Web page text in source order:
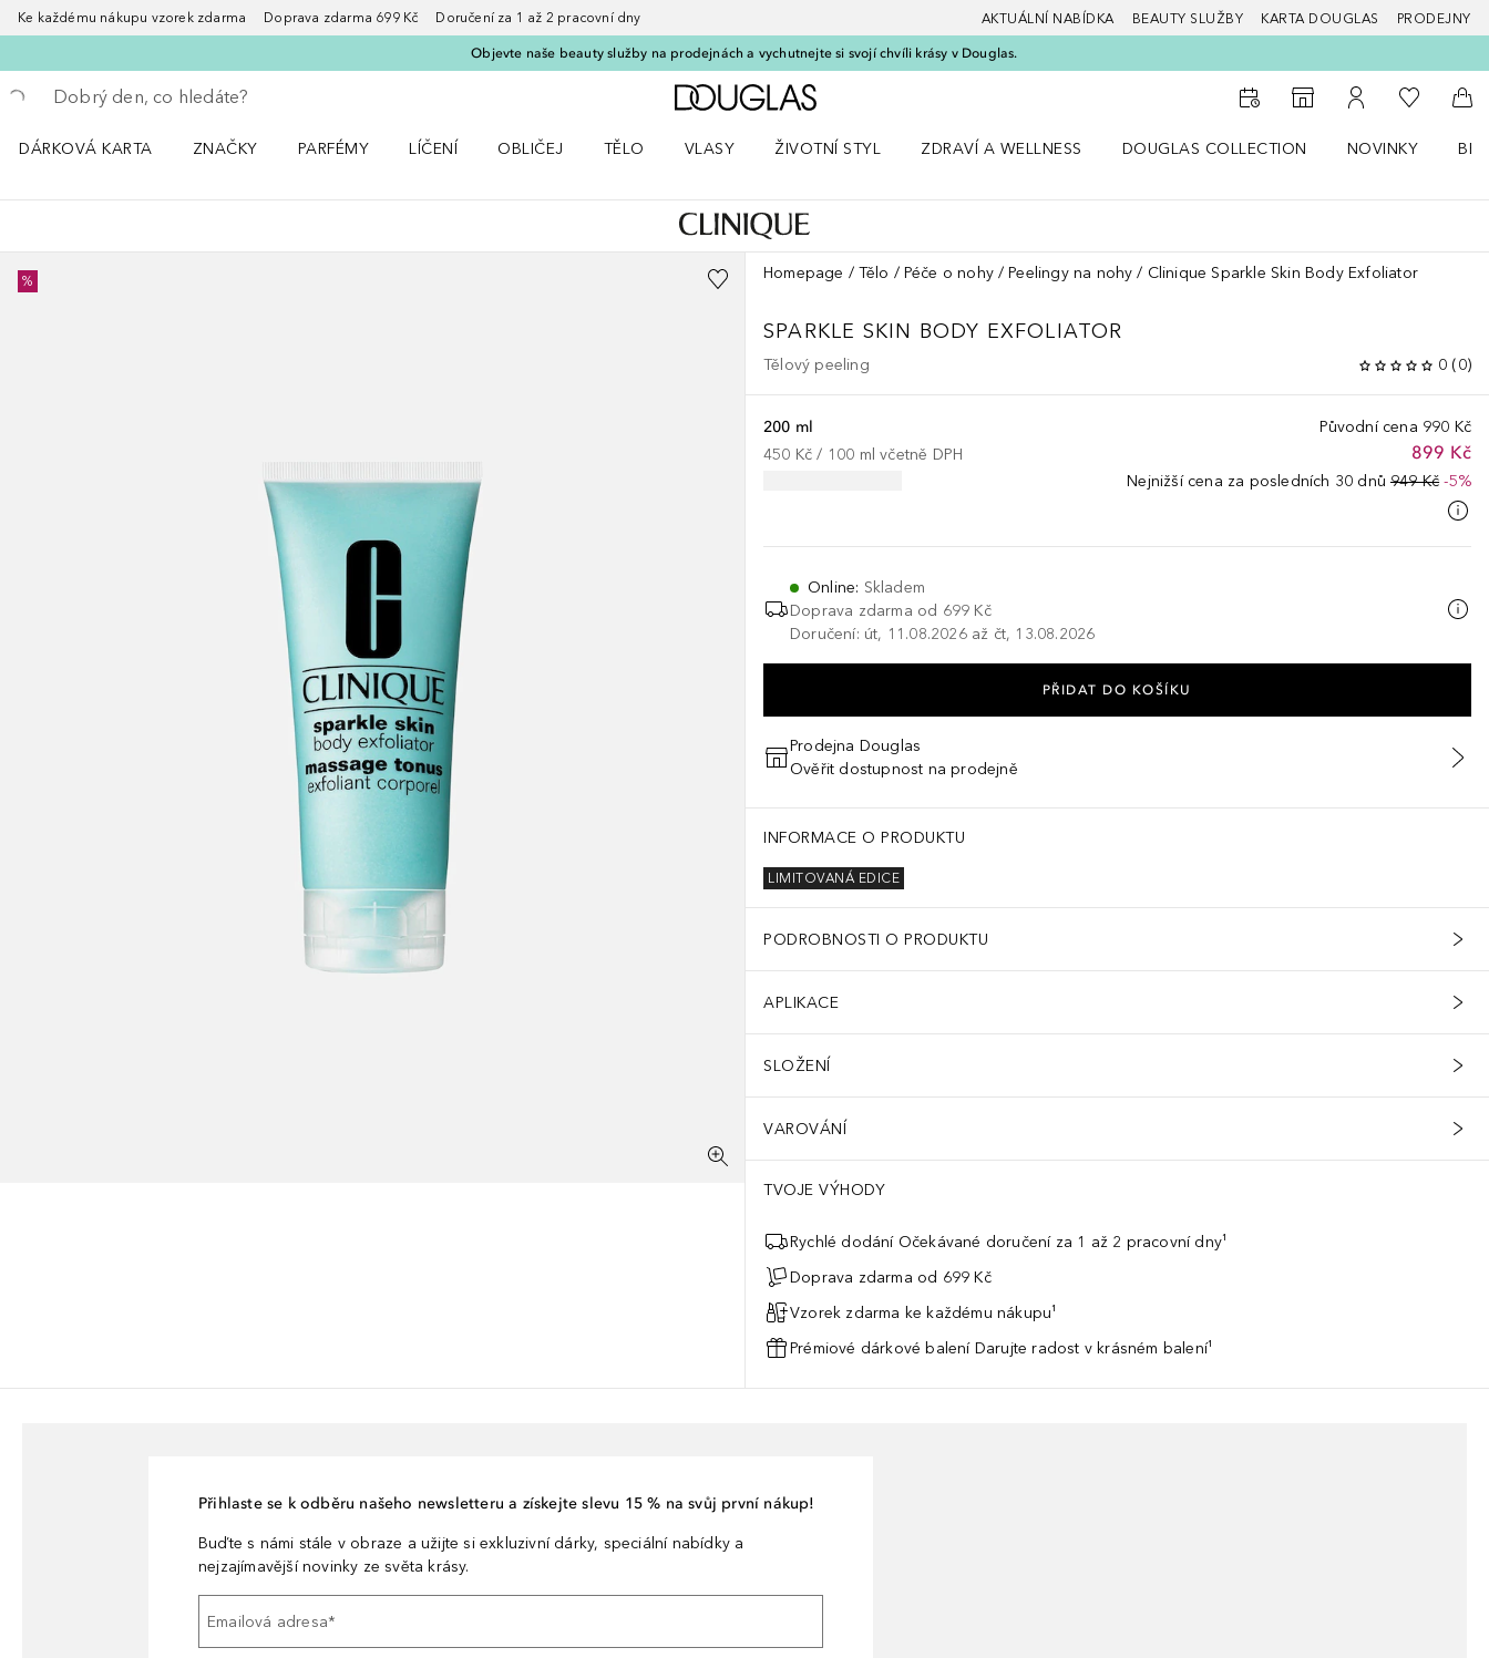
Ke každému nákupu vzorek zdarma Doprava zdarma 699 Kč Doručení za 1 až 2 pracovní dny AKTUÁLNÍ NABÍDKA BEAUTY SLUŽBY KARTA DOUGLAS PRODEJNY
Objevte naše beauty služby na prodejnách a vychutnejte si svojí chvíli krásy v Douglas.
Vraťte se
Proveďte vyhledávání
Domů
K vyhledávači prodejen
K mému účtu
K mému
Do
DÁRKOVÁ KARTA
ZNAČKY
PARFÉMY
LÍČENÍ
OBLIČEJ
TĚLO
VLASY
ŽIVOTNÍ STYL
ZDRAVÍ A WELLNESS
DOUGLAS COLLECTION
NOVINKY
% Homepage Tělo Péče o nohy Peelingy na nohy Clinique Sparkle Skin Body Exfoliator
SPARKLE SKIN BODY EXFOLIATOR
Tělový peeling 0 (0)
Původní cena 990 Kč
899 Kč
Nejnižší cena za posledních 30 dnů 949 Kč-5%
200 ml
450 Kč / 100 ml včetně DPH
Online: Skladem
Doprava zdarma od 699 Kč
Doručení: út, 11.08.2026 až čt, 13.08.2026
PŘIDAT DO KOŠÍKU
Prodejna Douglas
Ověřit dostupnost na prodejně
INFORMACE O PRODUKTU
LIMITOVANÁ EDICE
PODROBNOSTI O PRODUKTU
APLIKACE
SLOŽENÍ
VAROVÁNÍ
TVOJE VÝHODY
Rychlé dodání Očekávané doručení za 1 až 2 pracovní dny¹
Doprava zdarma od 699 Kč
Vzorek zdarma ke každému nákupu¹
Prémiové dárkové balení Darujte radost v krásném balení¹
Přihlaste se k odběru našeho newsletteru a získejte slevu 15 % na svůj první nákup!
Buďte s námi stále v obraze a užijte si exkluzivní dárky, speciální nabídky a
nejzajímavější novinky ze světa krásy.
Emailová adresa*